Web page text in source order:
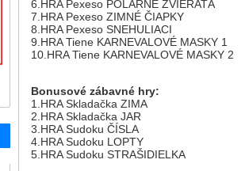
6.HRA Pexeso POLÁRNE ZVIERATÁ
7.HRA Pexeso ZIMNÉ ČIAPKY
8.HRA Pexeso SNEHULIACI
9.HRA Tiene KARNEVALOVÉ MASKY 1
10.HRA Tiene KARNEVALOVÉ MASKY 2
Bonusové zábavné hry:
1.HRA Skladačka ZIMA
2.HRA Skladačka JAR
3.HRA Sudoku ČÍSLA
4.HRA Sudoku LOPTY
5.HRA Sudoku STRAŠIDIELKA